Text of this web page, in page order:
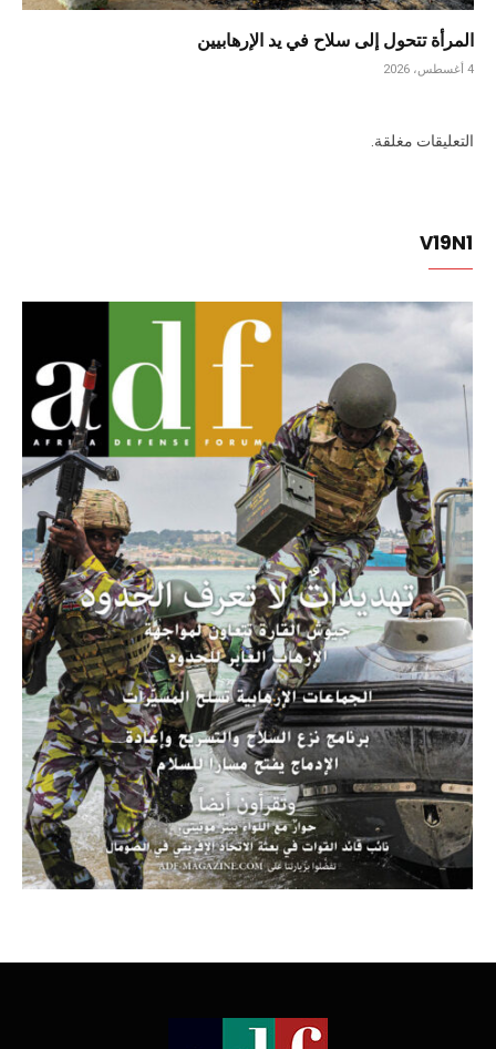
المرأة تتحول إلى سلاح في يد الإرهابيين
4 أغسطس، 2026
التعليقات مغلقة.
V19N1